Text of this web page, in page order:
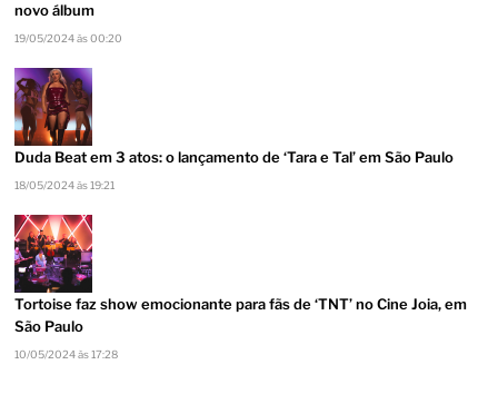
novo álbum
19/05/2024 às 00:20
Duda Beat em 3 atos: o lançamento de ‘Tara e Tal’ em São Paulo
18/05/2024 às 19:21
Tortoise faz show emocionante para fãs de ‘TNT’ no Cine Joia, em
São Paulo
10/05/2024 às 17:28